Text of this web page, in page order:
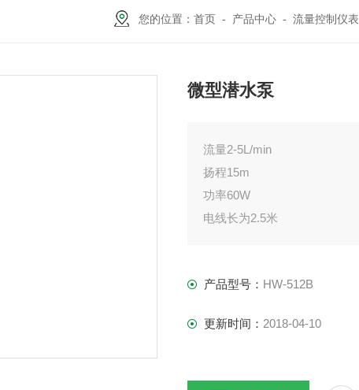
您的位置： 首页 - 产品中心 - 流量控制仪表
微型潜水泵
流量2-5L/min
扬程15m
功率60W
电线长为2.5米
重量：400克左右
产品型号： HW-512B
更新时间： 2018-04-10